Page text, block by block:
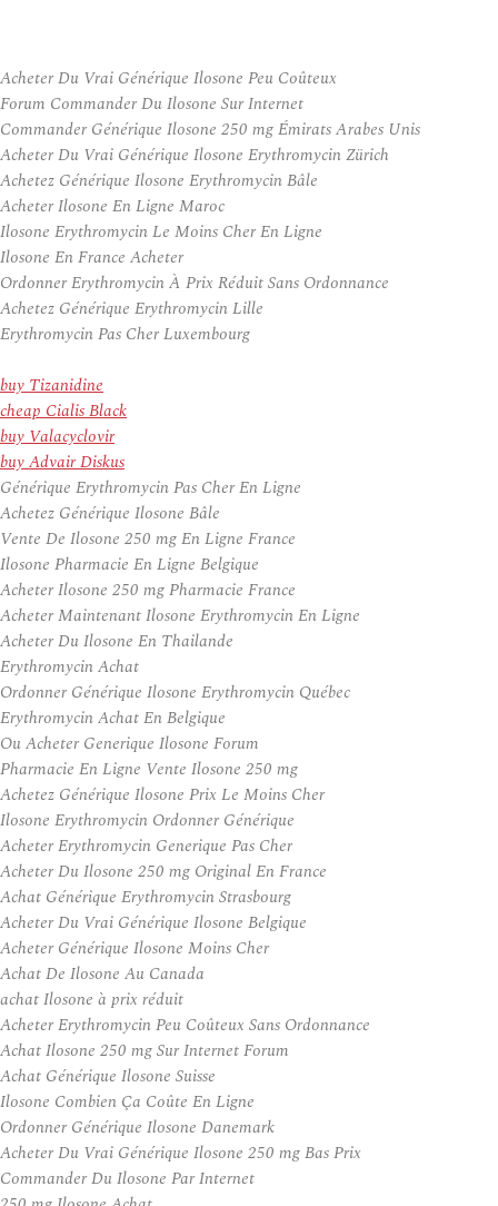
Acheter Du Vrai Générique Ilosone Peu Coûteux
Forum Commander Du Ilosone Sur Internet
Commander Générique Ilosone 250 mg Émirats Arabes Unis
Acheter Du Vrai Générique Ilosone Erythromycin Zürich
Achetez Générique Ilosone Erythromycin Bâle
Acheter Ilosone En Ligne Maroc
Ilosone Erythromycin Le Moins Cher En Ligne
Ilosone En France Acheter
Ordonner Erythromycin À Prix Réduit Sans Ordonnance
Achetez Générique Erythromycin Lille
Erythromycin Pas Cher Luxembourg
buy Tizanidine
cheap Cialis Black
buy Valacyclovir
buy Advair Diskus
Générique Erythromycin Pas Cher En Ligne
Achetez Générique Ilosone Bâle
Vente De Ilosone 250 mg En Ligne France
Ilosone Pharmacie En Ligne Belgique
Acheter Ilosone 250 mg Pharmacie France
Acheter Maintenant Ilosone Erythromycin En Ligne
Acheter Du Ilosone En Thailande
Erythromycin Achat
Ordonner Générique Ilosone Erythromycin Québec
Erythromycin Achat En Belgique
Ou Acheter Generique Ilosone Forum
Pharmacie En Ligne Vente Ilosone 250 mg
Achetez Générique Ilosone Prix Le Moins Cher
Ilosone Erythromycin Ordonner Générique
Acheter Erythromycin Generique Pas Cher
Acheter Du Ilosone 250 mg Original En France
Achat Générique Erythromycin Strasbourg
Acheter Du Vrai Générique Ilosone Belgique
Acheter Générique Ilosone Moins Cher
Achat De Ilosone Au Canada
achat Ilosone à prix réduit
Acheter Erythromycin Peu Coûteux Sans Ordonnance
Achat Ilosone 250 mg Sur Internet Forum
Achat Générique Ilosone Suisse
Ilosone Combien Ça Coûte En Ligne
Ordonner Générique Ilosone Danemark
Acheter Du Vrai Générique Ilosone 250 mg Bas Prix
Commander Du Ilosone Par Internet